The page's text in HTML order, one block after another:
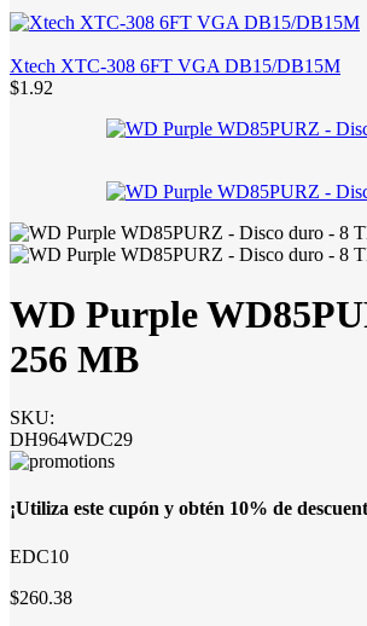
Xtech XTC-308 6FT VGA DB15/DB15M
$1.92
WD Purple
256 MB
SKU:
DH964WDC29
¡Utiliza este cupón y obtén 10% de
EDC10
$260.38